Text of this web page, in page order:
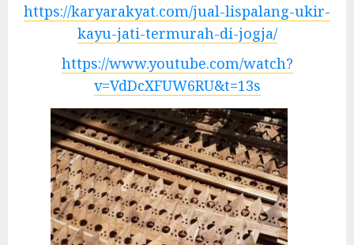
https://karyarakyat.com/jual-lispalang-ukir-
kayu-jati-termurah-di-jogja/
https://www.youtube.com/watch?
v=VdDcXFUW6RU&t=13s